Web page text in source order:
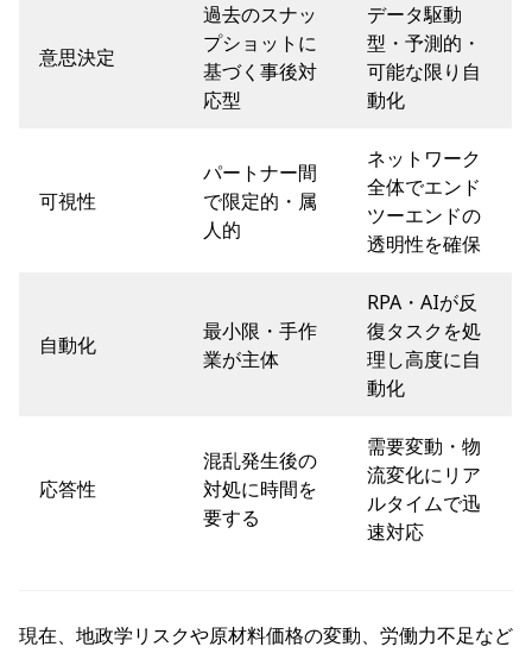
意思決定
過去のスナッ
プショットに
基づく事後対
応型
データ駆動
型・予測的・
可能な限り自
動化
可視性
パートナー間
で限定的・属
人的
ネットワーク
全体でエンド
ツーエンドの
透明性を確保
自動化
最小限・手作
業が主体
RPA・AIが反
復タスクを処
理し高度に自
動化
応答性
混乱発生後の
対処に時間を
要する
需要変動・物
流変化にリア
ルタイムで迅
速対応
現在、地政学リスクや原材料価格の変動、労働力不足など